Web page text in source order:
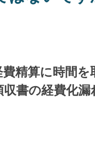
精算に時間を
書の経費化漏